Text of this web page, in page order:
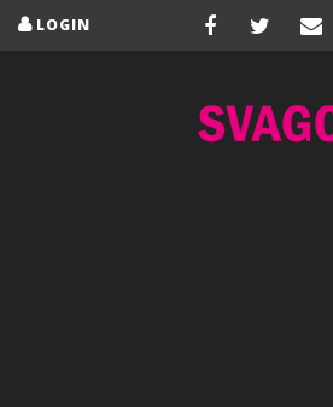
LOGIN